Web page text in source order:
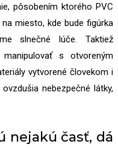
pôsobením ktorého PVC
miesto, kde bude figúrka
slnečné lúče. Taktiež
s otvoreným
vytvorené človekom i
nebezpečné látky,
nejakú časť, dá